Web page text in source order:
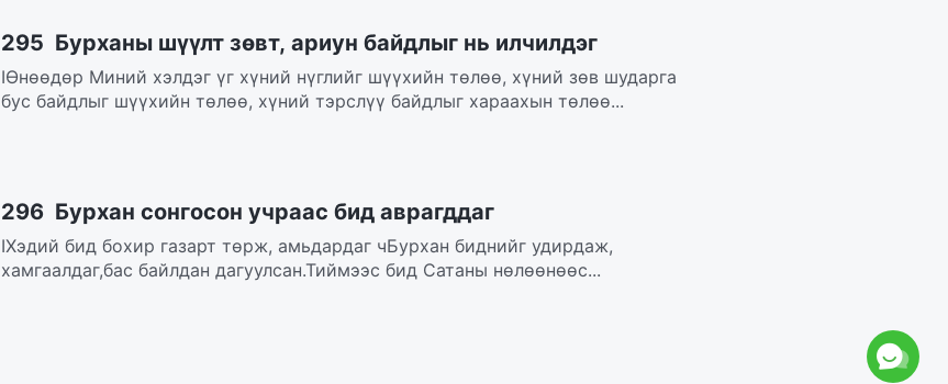
295 Бурханы шүүлт зөвт, ариун байдлыг нь илчилдэг
IӨнөөдөр Миний хэлдэг үг хүний нүглийг шүүхийн төлөө, хүний зөв шударга
бус байдлыг шүүхийн төлөө, хүний тэрслүү байдлыг хараахын төлөө...
296 Бурхан сонгосон учраас бид аврагддаг
IХэдий бид бохир газарт төрж, амьдардаг чБурхан биднийг удирдаж,
хамгаалдаг,бас байлдан дагуулсан.Тиймээс бид Сатаны нөлөөнөөс...